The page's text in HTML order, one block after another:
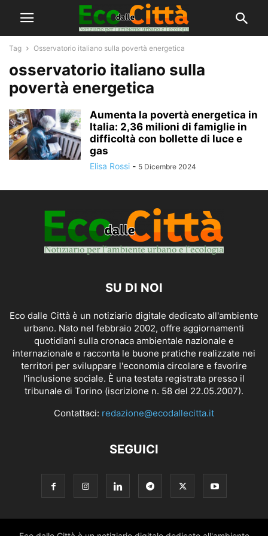
Tag Osservatorio italiano sulla povertà energetica
osservatorio italiano sulla
povertà energetica
Aumenta la povertà energetica in
Italia: 2,36 milioni di famiglie in
difficoltà con bollette di luce e
gas
Elisa Rossi - 5 Dicembre 2024
SU DI NOI
Eco dalle Città è un notiziario digitale dedicato all'ambiente
urbano. Nato nel febbraio 2002, offre aggiornamenti
quotidiani sulla cronaca ambientale nazionale e
internazionale e racconta le buone pratiche realizzate nei
territori per sviluppare l'economia circolare e favorire
l'inclusione sociale. È una testata registrata presso il
tribunale di Torino (iscrizione n. 58 del 22.05.2007).
Contattaci: redazione@ecodallecitta.it
SEGUICI